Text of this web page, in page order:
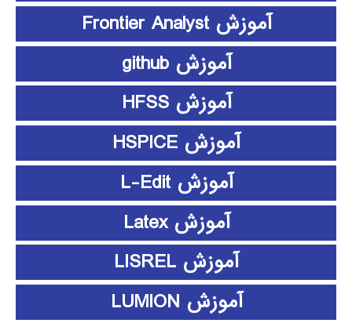
آموزش Frontier Analyst
آموزش github
آموزش HFSS
آموزش HSPICE
آموزش L-Edit
آموزش Latex
آموزش LISREL
آموزش LUMION